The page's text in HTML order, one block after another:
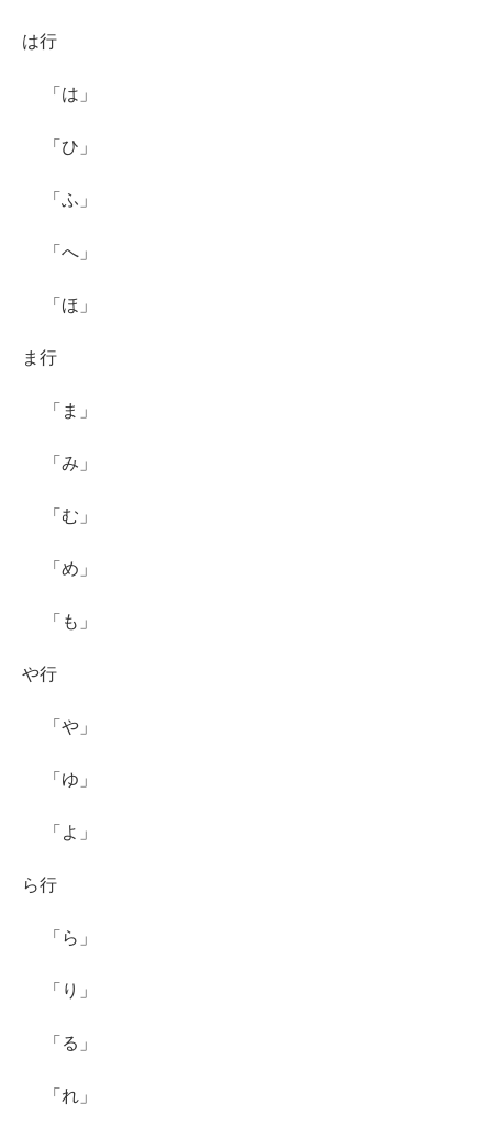
は行
「は」
「ひ」
「ふ」
「へ」
「ほ」
ま行
「ま」
「み」
「む」
「め」
「も」
や行
「や」
「ゆ」
「よ」
ら行
「ら」
「り」
「る」
「れ」